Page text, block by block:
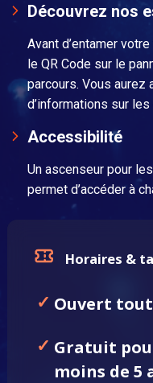
Découvrez nos
Avant d’entamer
le QR Code sur le
parcours. Vous aurez
d’informations sur
Accessibilité
Un ascenseur pour
permet d’accéder à
Horaires &
Ouvert
Gratuit
moins de 5